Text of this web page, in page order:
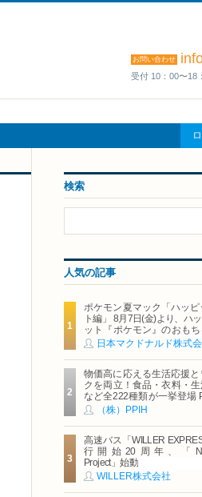
お問い合わせ
受付 10：00〜18
検索
人気の記事
ポケモン夏マック「ハッピ
ト編」 8月7日(金)より、ハ
ット『ポケモン』のおもち
間限定登場
日本マクドナルド株式
物価高に応える生活応援と
クを両立！食品・衣料・
など全222種類が一挙登場
ループ「夏福袋」＆セール
(木)より順次スタート
（株）PPIH
高速バス「WILLER
行開始20周年、「
Project」始動
WILLER株式会社